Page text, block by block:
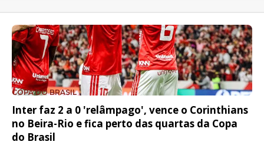
COPA DO BRASIL
Inter faz 2 a 0 'relâmpago', vence o Corinthians
no Beira-Rio e fica perto das quartas da Copa
do Brasil